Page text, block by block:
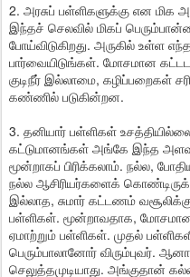
2. அரசுப் பள்ளிகளுக்கு என மிக
இந்தச் செலவில் மிகப்
போய்விடுகிறது. அருகில் உள்ள
பார்வையிடுங்கள். மோசமான
குடிநீர் இல்லாமை, கழிப்பறைகள்
கண்ணில் படுகின்றன.
3. தனியார் பள்ளிகள்
கட்டுமானங்கள் அங்கே இந்த
மூன்றாகப் பிரிக்கலாம். நல்ல,
நல்ல ஆசிரியர்களைக்
இல்லாத, சுமார் கட்டணம்
பள்ளிகள். மூன்றாவதாக,
ஏமாற்றும் பள்ளிகள். முதல்
பெரும்பாலானோர் விரும்புவர்.
செலுத்தமுடியாது. அங்குதான்